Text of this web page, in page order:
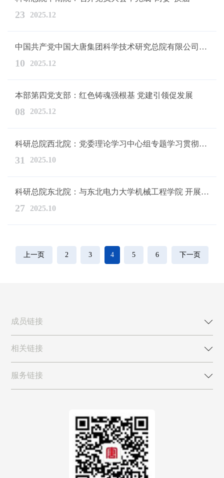
23 2025.12
10 2025.12
中国共产党中国大唐集团科学技术研究总院有限公司华东电力试验研...
08 2025.12
本部第四党支部：红色铸魂强根基 党建引领促发展
31 2025.10
科研总院西北院：党委理论学习中心组专题学习贯彻党的二十届四中...
27 2025.10
科研总院东北院：与东北电力大学机械工程学院 开展党建共建活动...
上一页 2 3 4 5 6 下一页
成员链接
相关链接
服务链接